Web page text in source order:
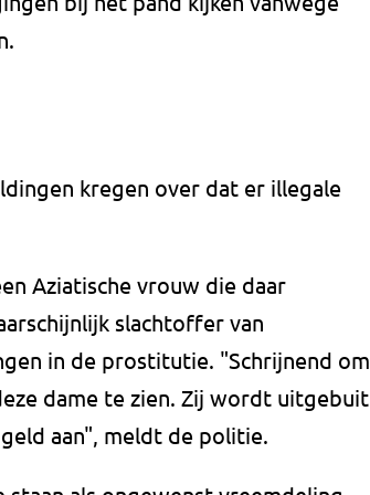
kregen over dat er illegale
Aziatische vrouw die daar
slachtoffer van
in de prostitutie. "Schrijnend om
dame te zien. Zij wordt uitgebuit
aan", meldt de politie.